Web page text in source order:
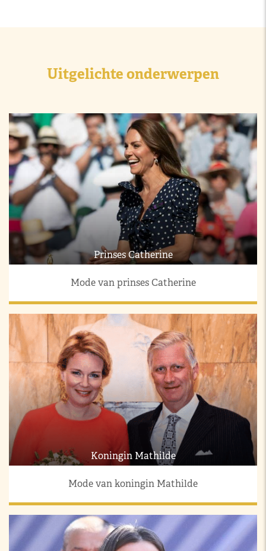
Uitgelichte onderwerpen
Prinses Catherine
Mode van prinses Catherine
Koningin Mathilde
Mode van koningin Mathilde